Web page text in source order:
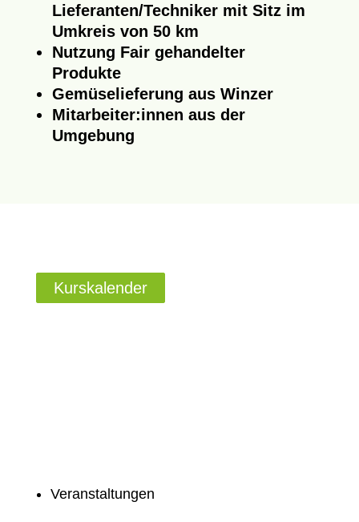
Lieferanten/Techniker mit Sitz im
Umkreis von 50 km
Nutzung Fair gehandelter
Produkte
Gemüselieferung aus Winzer
Mitarbeiter:innen aus der
Umgebung
Kurskalender
Veranstaltungen